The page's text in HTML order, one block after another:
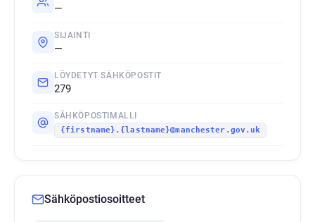
—
SIJAINTI
—
LÖYDETYT SÄHKÖPOSTIT
279
SÄHKÖPOSTIMALLI
{firstname}.{lastname}@manchester.gov.uk
Sähköpostiosoitteet